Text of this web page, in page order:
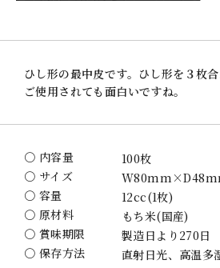
ひし形の最中皮です。ひし形を３枚
ご使用されても面白いですね。
〇 内容量
100枚
〇 サイズ
〇 容量
12cc(1枚)
〇 原材料
もち米(国産)
〇 賞味期限
製造日より270日
〇 保存方法
直射日光、高温多